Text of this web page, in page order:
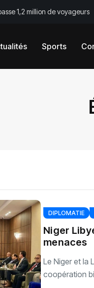
1,2 million de voyageurs
Sports
DIPLOMATIE
Niger
menaces
Le Niger et la
coopération